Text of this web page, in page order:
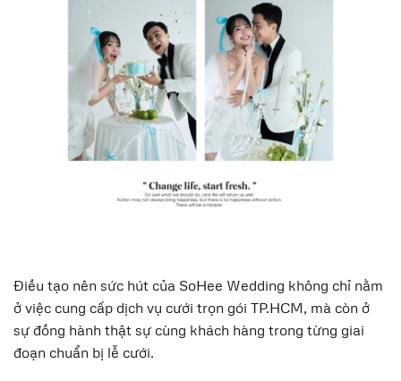
Điều tạo nên sức hút của SoHee Wedding không chỉ nằm
ở việc cung cấp dịch vụ cưới trọn gói TP.HCM, mà còn ở
sự đồng hành thật sự cùng khách hàng trong từng giai
đoạn chuẩn bị lễ cưới.